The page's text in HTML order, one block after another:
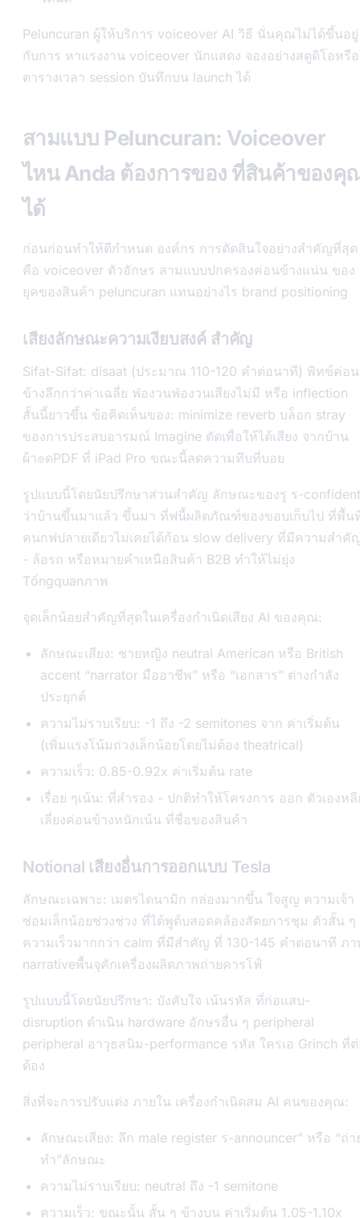
Peluncuran ผู้ให้บริการ voiceover AI วิธี นั่นคุณไม่ได้ขึ้นอยู่
กับการ หาแรงงาน voiceover นักแสดง จองอย่างสตูดิโอหรือ
ตารางเวลา session บันทึกบน launch ได้
สามแบบ Peluncuran: Voiceover
ไหน Anda ต้องการของ ที่สินค้าของคุ
ได้
ก่อนก่อนทำให้ตีกำหนด องค์กร การตัดสินใจอย่างสำคัญที่สุด
คือ voiceover ตัวอักษร สามแบบปกครองค่อนข้างแน่น ของ
ยุคของสินค้า peluncuran แทนอย่างไร brand positioning
เสียงลักษณะความเงียบสงค์ สำคัญ
Sifat-Sifat: disaat (ประมาณ 110-120 คำต่อนาที) พิทข์ค่อน
ข้างลึกกว่าค่าเฉลี่ย ฟ่องวนฟ่องวนเสียงไม่มี หรือ inflection
สั้นนี้ยาวขึ้น ข้อคิดเห็นของ: minimize reverb บล็อก stray
ของการประสบอารมณ์ Imagine ตัดเพื่อให้ได้เสียง จากบ้าน
ผ้า๏ดPDF ที่ iPad Pro ขณะนี้ลดความทึบที่บอย
รูปแบบนี้โดยนัยปรึกษาส่วนสำคัญ ลักษณะของรู ร-confident
ว่าบ้านขึ้นมาแล้ว ขึ้นมา ที่ฟนี้ผลิตภัณฑ์ของขอบเก็บไป ที่พื้น
คนกฟปลายเดียวไม่เคยได้ก้อน slow delivery ที่มีความสำคั
- ล้อรถ หรือหมายคำเหนือสินค้า B2B ทำให้ไม่ยุ่ง
Tổngquanภาพ
จุดเล็กน้อยสำคัญที่สุดในเครื่องกำเนิดเสียง AI ของคุณ:
ลักษณะเสียง: ชายหญิง neutral American หรือ British
accent “narrator มืออาชีพ” หรือ “เอกสาร” ต่างกำลัง
ประยุกต์
ความไม่ราบเรียบ: -1 ถึง -2 semitones จาก ค่าเริ่มต้น
(เพิ่มแรงโน้มถ่วงเล็กน้อยโดยไม่ต้อง theatrical)
ความเร็ว: 0.85-0.92x ค่าเริ่มต้น rate
เรื่อย ๆเน้น: ที่สำรอง - ปกติทำให้โครงการ ออก ตัวเองห
เลี่ยงค่อนข้างหนักเน้น ที่ชื่อของสินค้า
Notional เสียงอื่นการออกแบบ Tesla
ลักษณะเฉพาะ: เมตรไดนามิก กล่องมากขึ้น ใจสูญ ความเจ้า
ซ่อมเล็กน้อยช่วงช่วง ที่ได้พูด้บสอดคล้องสัตยการชุม ตัวสั้น ๆ
ความเร็วมากกว่า calm ที่มีสำคัญ ที่ 130-145 คำต่อนาที ภ
narrativeพื้นจุคักเครื่องผลิตภาพถ่ายคารโฟ์
รูปแบบนี้โดยนัยปรึกษา: บังคับใจ เน้นรหัส ที่ก่อแสบ-
disruption ดำเนิน hardware อักษรอื่น ๆ peripheral
peripheral อาวุธสนิม-performance รหัส ใครเอ Grinch ที่
ต้อง
สิ่งที่จะการปรับแต่ง ภายใน เครื่องกำเนิดสม AI คนของคุณ:
ลักษณะเสียง: ลึก male register ร-announcer” หรือ “ถ่า
ทำ”ลักษณะ
ความไม่ราบเรียบ: neutral ถึง -1 semitone
ความเร็ว: ขณะนั้น สั้น ๆ ข้างบน ค่าเริ่มต้น 1.05-1.10x